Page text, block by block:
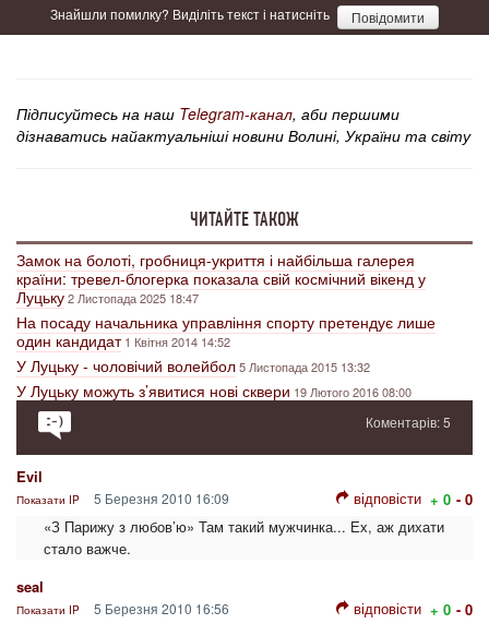
Знайшли помилку? Виділіть текст і натисніть Повідомити
Підписуйтесь на наш Telegram-канал, аби першими
дізнаватись найактуальніші новини Волині, України та світу
ЧИТАЙТЕ ТАКОЖ
Замок на болоті, гробниця-укриття і найбільша галерея
країни: тревел-блогерка показала свій космічний вікенд у
Луцьку2 Листопада 2025 18:47
На посаду начальника управління спорту претендує лише
один кандидат 1 Квітня 2014 14:52
У Луцьку - чоловічий волейбол5 Листопада 2015 13:32
У Луцьку можуть з’явитися нові сквери 19 Лютого 2016 08:00
Коментарів: 5
Evil
Показати IP 5 Березня 2010 16:09 відповісти + 0 - 0
«З Парижу з любов’ю» Там такий мужчинка... Ех, аж дихати
стало важче.
seal
Показати IP 5 Березня 2010 16:56 відповісти + 0 - 0